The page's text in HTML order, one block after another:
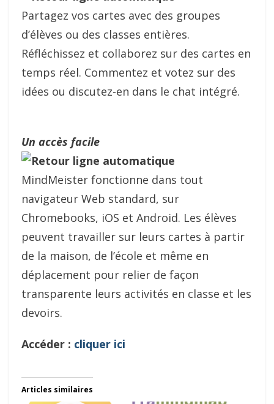
Partagez vos cartes avec des groupes
d’élèves ou des classes entières.
Réfléchissez et collaborez sur des cartes en
temps réel. Commentez et votez sur des
idées ou discutez-en dans le chat intégré.
Un accès facile
MindMeister fonctionne dans tout
navigateur Web standard, sur
Chromebooks, iOS et Android. Les élèves
peuvent travailler sur leurs cartes à partir
de la maison, de l’école et même en
déplacement pour relier de façon
transparente leurs activités en classe et les
devoirs.
Accéder : cliquer ici
Articles similaires